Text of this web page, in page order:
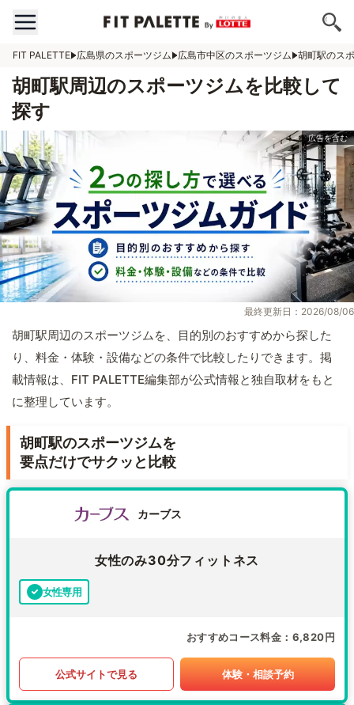
FIT PALETTE 広島県のスポーツジム 広島市中区のスポーツジム 胡町駅のス
胡町駅周辺のスポーツジムを比較して
探す
最終更新日：2026/08/06
胡町駅周辺のスポーツジムを、目的別のおすすめから探した
り、料金・体験・設備などの条件で比較したりできます。掲
載情報は、FIT PALETTE編集部が公式情報と独自取材をもと
に整理しています。
胡町駅のスポーツジムを
要点だけでサクッと比較
カーブス
女性のみ30分フィットネス
女性専用
おすすめコース料金 6,820円
公式サイトで見る 体験・相談予約